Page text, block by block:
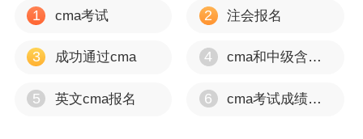
1 cma考试 2 注会报名
3 成功通过cma 4 cma和中级含金量
5 英文cma报名 6 cma考试成绩多久出